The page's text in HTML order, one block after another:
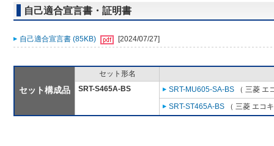
自己適合宣言書・証明書
自己適合宣言書 (85KB) [2024/07/27]
セット構成品
セット形名
SRT-S465A-BS
SRT-MU605-SA-BS （ 三菱 エ
SRT-ST465A-BS （ 三菱 エコ